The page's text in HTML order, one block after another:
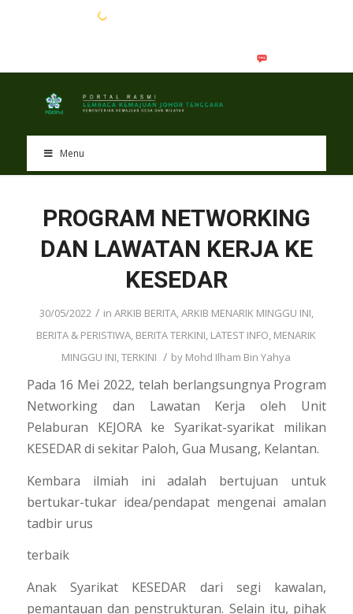
Menu
PROGRAM NETWORKING
DAN LAWATAN KERJA KE
KESEDAR
30/05/2022 / in ARKIB BERITA,ARKIB MENARIK MINGGU INI,
BERITA & PERISTIWA, BERITA TERKINI, LATEST INFO, MENARIK
MINGGU INI,TERKINI / by Mohd Ilham Bin Yahya
Pada 16 Mei 2022, telah berlangsungnya Program
Networking dan Lawatan Kerja oleh Unit
Pelaburan KEJORA ke Syarikat-syarikat milikan
KESEDAR di sekitar Paloh, Gua Musang, Kelantan.
Kembara ilmiah ini adalah bertujuan untuk
bertukar-tukar idea/pendapat mengenai amalan
tadbir urus
terbaik
Anak Syarikat KESEDAR dari segi kawalan,
pemantauan dan penstrukturan. Selain itu, pihak